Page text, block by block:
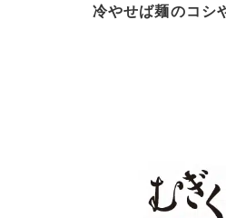
冷やせば麺のコシ